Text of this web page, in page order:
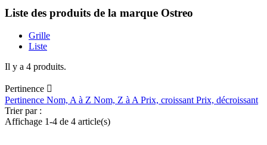
Liste des produits de la marque Ostreo
Grille
Liste
Il y a 4 produits.
Pertinence 
Pertinence Nom, A à Z Nom, Z à APrix, croissantPrix, décroissant
Trier par :
Affichage 1-4 de 4 article(s)